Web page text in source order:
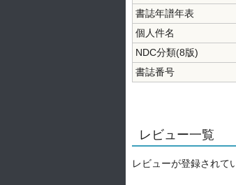
書誌年譜年表
個人件名
NDC分類(8版)
書誌番号
レビュー一覧
レビューが登録されて